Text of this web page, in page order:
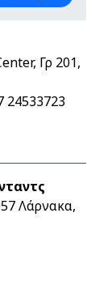
Γρ 201,
24533723
Λάρνακα,